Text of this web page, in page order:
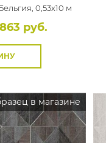
0,53x10 м
руб.
в магазине